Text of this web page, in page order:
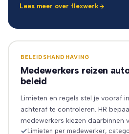
Lees meer over flexwerk
BELEIDSHANDHAVING
Medewerkers reizen
beleid
Limieten en regels stel je vooraf
achteraf te controleren. HR
medewerkers kiezen daarbinnen
Limieten per medewerker,